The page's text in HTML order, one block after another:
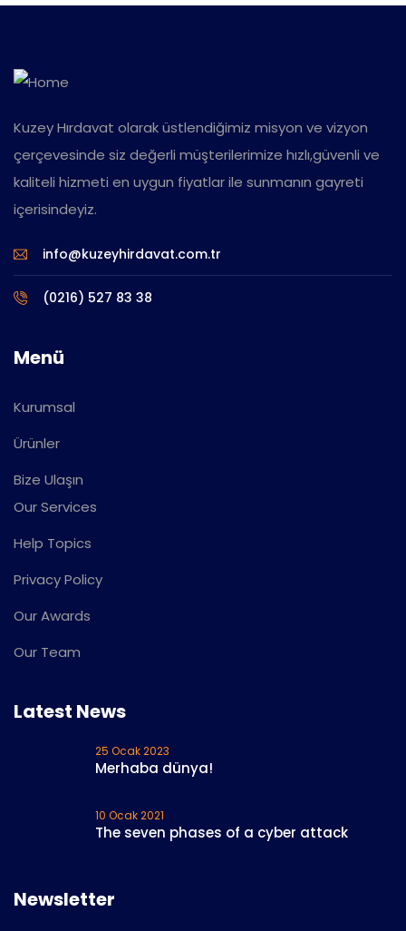
Kuzey Hırdavat olarak üstlendiğimiz misyon ve vizyon
çerçevesinde siz değerli müşterilerimize hızlı,güvenli ve
kaliteli hizmeti en uygun fiyatlar ile sunmanın gayreti
içerisindeyiz.
info@kuzeyhirdavat.com.tr
(0216) 527 83 38
Menü
Kurumsal
Ürünler
Bize Ulaşın
Our Services
Help Topics
Privacy Policy
Our Awards
Our Team
Latest News
25 Ocak 2023
Merhaba dünya!
10 Ocak 2021
The seven phases of a cyber attack
Newsletter